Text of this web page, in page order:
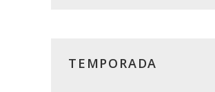
TEMPORADA